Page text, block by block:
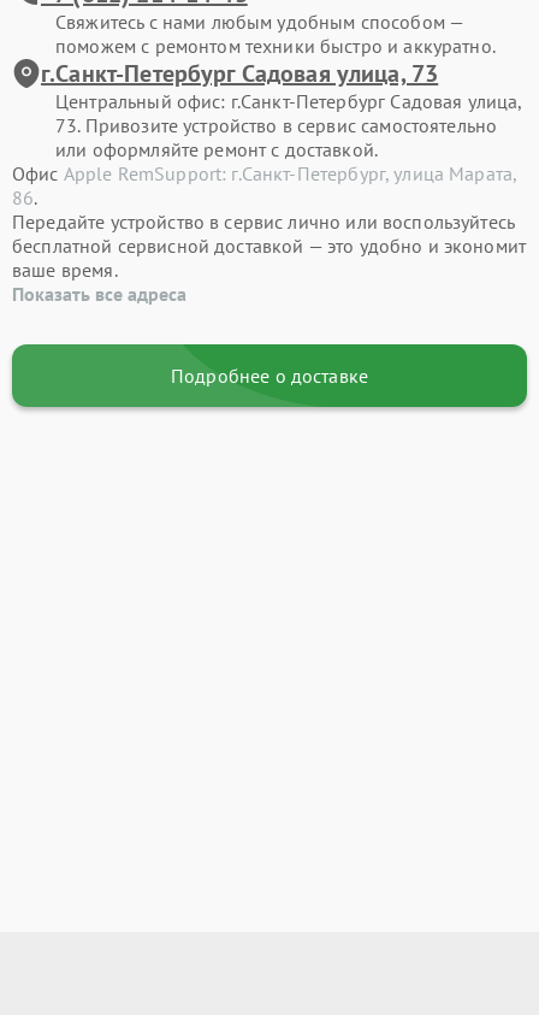
Свяжитесь с нами любым удобным способом —
поможем с ремонтом техники быстро и аккуратно.
г.Санкт-Петербург Садовая улица, 73
Центральный офис: г.Санкт-Петербург Садовая улица,
73. Привозите устройство в сервис самостоятельно
или оформляйте ремонт с доставкой.
Офис Apple RemSupport: г.Санкт-Петербург, улица Марата,
86.
Передайте устройство в сервис лично или воспользуйтесь
бесплатной сервисной доставкой — это удобно и экономит
ваше время.
Показать все адреса
Подробнее о доставке